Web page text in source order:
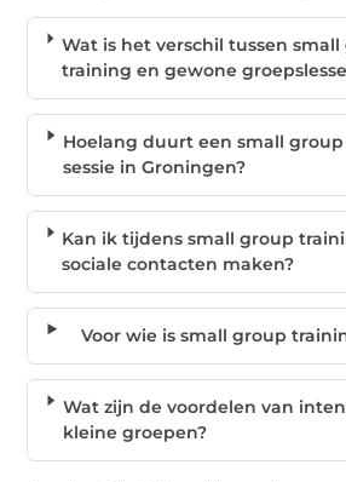
Wat is het verschil tussen small
training en gewone
Hoelang duurt een small
sessie in Groningen?
Kan ik tijdens small group
sociale contacten maken?
Voor wie is small group
Wat zijn de voordelen van
kleine groepen?